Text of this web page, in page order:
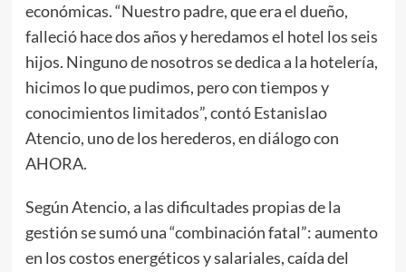
económicas. “Nuestro padre, que era el dueño,
falleció hace dos años y heredamos el hotel los seis
hijos. Ninguno de nosotros se dedica a la hotelería,
hicimos lo que pudimos, pero con tiempos y
conocimientos limitados”, contó Estanislao
Atencio, uno de los herederos, en diálogo con
AHORA.
Según Atencio, a las dificultades propias de la
gestión se sumó una “combinación fatal”: aumento
en los costos energéticos y salariales, caída del